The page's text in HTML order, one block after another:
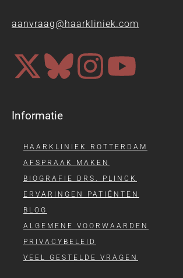
aanvraag@haarkliniek.com
Informatie
HAARKLINIEK ROTTERDAM
AFSPRAAK MAKEN
BIOGRAFIE DRS. PLINCK
ERVARINGEN PATIËNTEN
BLOG
ALGEMENE VOORWAARDEN
PRIVACYBELEID
VEEL GESTELDE VRAGEN